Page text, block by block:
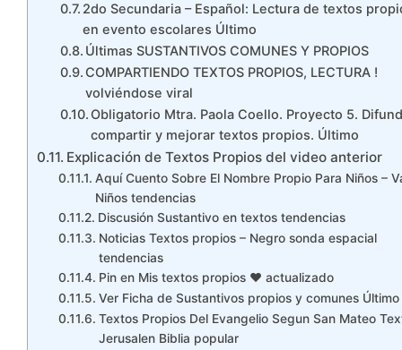
2do Secundaria – Español: Lectura de textos
en evento escolares Último
Últimas SUSTANTIVOS COMUNES Y PROPIOS
COMPARTIENDO TEXTOS PROPIOS, LECTURA !
volviéndose viral
Obligatorio Mtra. Paola Coello. Proyecto 5.
compartir y mejorar textos propios. Último
Explicación de Textos Propios del video anterior
Aquí Cuento Sobre El Nombre Propio Para Niños –
Niños tendencias
Discusión Sustantivo en textos tendencias
Noticias Textos propios – Negro sonda espacial
tendencias
Pin en Mis textos propios ♥️ actualizado
Ver Ficha de Sustantivos propios y comunes Último
Textos Propios Del Evangelio Segun San Mateo
Jerusalen Biblia popular